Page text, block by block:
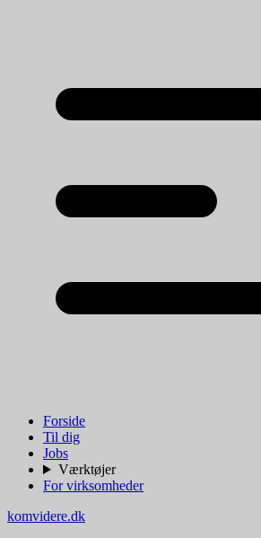
Forside
Til dig
Jobs
Værktøjer
For virksomheder
komvidere.dk